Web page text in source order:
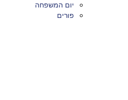
יום המשפחה
פורים